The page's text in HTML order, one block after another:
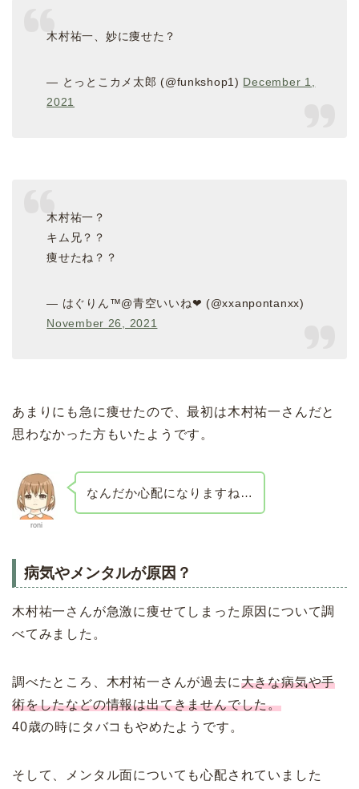
木村祐一、妙に痩せた？
— とっとこカメ太郎 (@funkshop1) December 1,
2021
木村祐一？
キム兄？？
痩せたね？？
— はぐりん™@青空いいね❤︎ (@xxanpontanxx)
November 26, 2021
あまりにも急に痩せたので、最初は木村祐一さんだと
思わなかった方もいたようです。
roni
なんだか心配になりますね…
病気やメンタルが原因？
木村祐一さんが急激に痩せてしまった原因について調
べてみました。
調べたところ、木村祐一さんが過去に大きな病気や手
術をしたなどの情報は出てきませんでした。
40歳の時にタバコもやめたようです。
そして、メンタル面についても心配されていました